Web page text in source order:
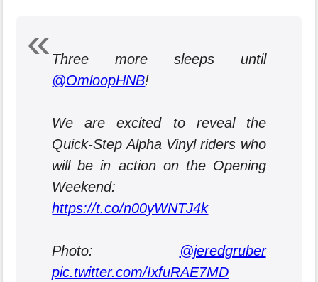
Three more sleeps until
@OmloopHNB!
We are excited to reveal the
Quick-Step Alpha Vinyl riders who
will be in action on the Opening
Weekend:
https://t.co/n00yWNTJ4k
Photo:
@jeredgruber
pic.twitter.com/IxfuRAE7MD